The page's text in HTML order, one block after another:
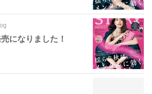
になりました！